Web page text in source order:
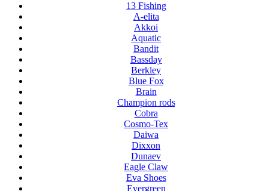
13 Fishing
A-elita
Akkoi
Aquatic
Bandit
Bassday
Berkley
Blue Fox
Brain
Champion rods
Cobra
Cosmo-Tex
Daiwa
Dixxon
Dunaev
Eagle Claw
Eva Shoes
Evergreen